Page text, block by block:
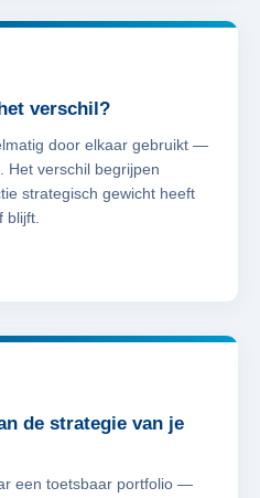
verschil?
door elkaar gebruikt —
Het verschil begrijpen
strategisch gewicht heeft
blijft.
de strategie van je
een toetsbaar portfolio —